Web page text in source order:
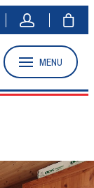
MENU